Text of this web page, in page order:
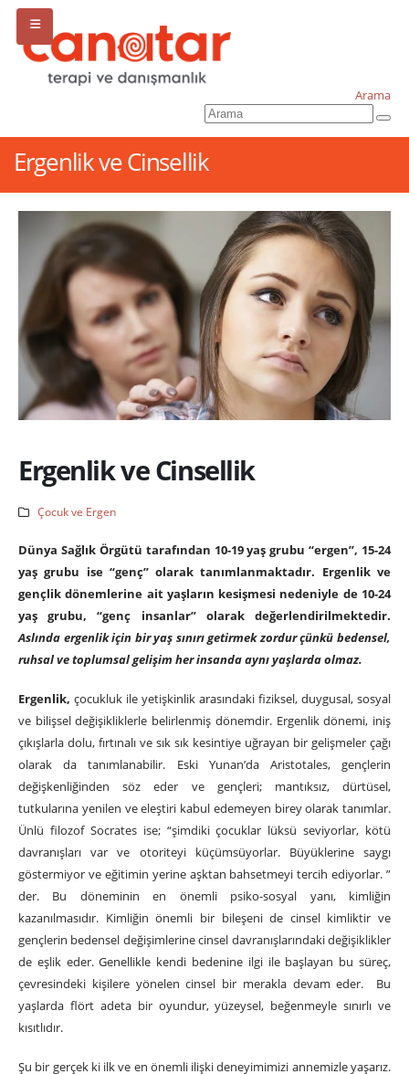
Arama
Ergenlik ve Cinsellik
Ergenlik ve Cinsellik
Çocuk ve Ergen
Dünya Sağlık Örgütü tarafından 10-19 yaş grubu “ergen”, 15-24
yaş grubu ise “genç” olaraktanımlanmaktadır. Ergenlik ve
gençlik dönemlerine ait yaşların kesişmesi nedeniyle de 10-24
yaş grubu, “genç insanlar” olarak değerlendirilmektedir.
Aslında ergenlik için bir yaş sınırı getirmek zordur çünkü bedensel,
ruhsal ve toplumsal gelişim her insanda aynı yaşlarda olmaz.
Ergenlik, çocukluk ile yetişkinlik arasındaki fiziksel, duygusal, sosyal
ve bilişsel değişikliklerle belirlenmiş dönemdir. Ergenlik dönemi, iniş
çıkışlarla dolu, fırtınalı ve sık sık kesintiye uğrayan bir gelişmeler çağı
olarak da tanımlanabilir. Eski Yunan’da Aristotales, gençlerin
değişkenliğinden söz eder ve gençleri; mantıksız, dürtüsel,
tutkularına yenilen ve eleştiri kabul edemeyen birey olarak tanımlar.
Ünlü filozof Socrates ise; “şimdiki çocuklar lüksü seviyorlar, kötü
davranışları var ve otoriteyi küçümsüyorlar. Büyüklerine saygı
göstermiyor ve eğitimin yerine aşktan bahsetmeyi tercih ediyorlar. ”
der. Bu döneminin en önemli psiko-sosyal yanı, kimliğin
kazanılmasıdır. Kimliğin önemli bir bileşeni de cinsel kimliktir ve
gençlerin bedensel değişimlerine cinsel davranışlarındaki değişiklikler
de eşlik eder. Genellikle kendi bedenine ilgi ile başlayan bu süreç,
çevresindeki kişilere yönelen cinsel bir merakla devam eder. Bu
yaşlarda flört adeta bir oyundur, yüzeysel, beğenmeyle sınırlı ve
kısıtlıdır.
Şu bir gerçek ki ilk ve en önemli ilişki deneyimimizi annemizle yaşarız.